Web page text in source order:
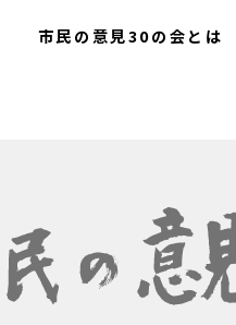
市民の意見30の会とは